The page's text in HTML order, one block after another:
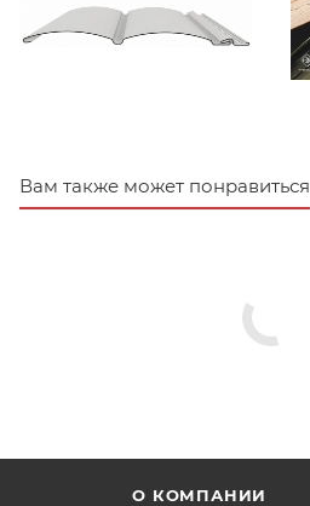
Вам также может понравиться
О КОМПАНИИ